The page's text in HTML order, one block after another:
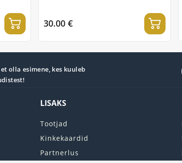
30.00 €
olla esimene, kes kuuleb
LISAKS
Tootjad
Kinkekaardid
Partnerlus